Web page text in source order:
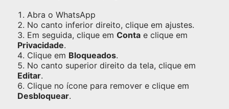
Abra o WhatsApp
No canto inferior direito, clique em ajustes.
Em seguida, clique em Conta e clique em
Privacidade.
Clique em Bloqueados.
No canto superior direito da tela, clique em
Editar.
Clique no ícone para remover e clique em
Desbloquear.